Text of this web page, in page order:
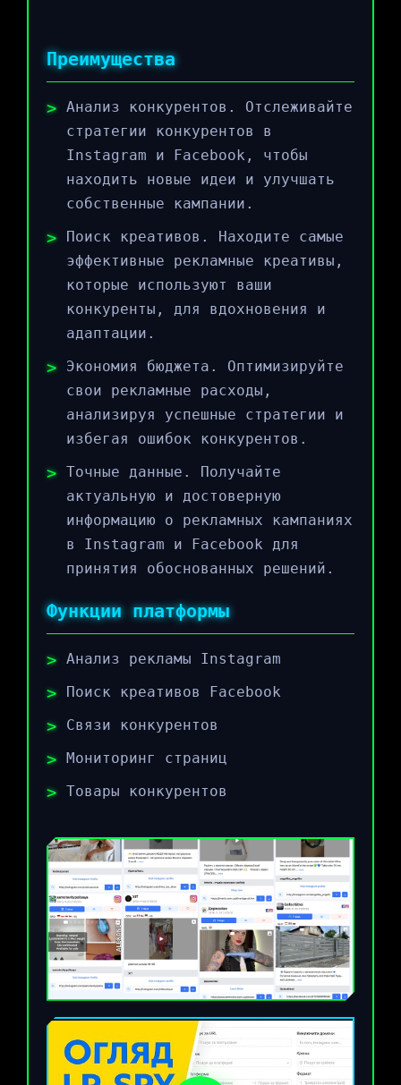
Преимущества
Анализ конкурентов. Отслеживайте
стратегии конкурентов в
Instagram и Facebook, чтобы
находить новые идеи и улучшать
собственные кампании.
Поиск креативов. Находите самые
эффективные рекламные креативы,
которые используют ваши
конкуренты, для вдохновения и
адаптации.
Экономия бюджета. Оптимизируйте
свои рекламные расходы,
анализируя успешные стратегии и
избегая ошибок конкурентов.
Точные данные. Получайте
актуальную и достоверную
информацию о рекламных кампаниях
в Instagram и Facebook для
принятия обоснованных решений.
Функции платформы
Анализ рекламы Instagram
Поиск креативов Facebook
Связи конкурентов
Мониторинг страниц
Товары конкурентов